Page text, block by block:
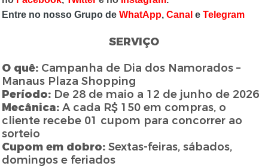
Entre no nosso Grupo deWhatApp,Canal eTelegram
SERVIÇO
O quê: Campanha de Dia dos Namorados –
Manaus Plaza Shopping
Período: De 28 de maio a 12 de junho de 2026
Mecânica:A cada R$ 150 em compras, o
cliente recebe 01 cupom para concorrer ao
sorteio
Cupom em dobro: Sextas-feiras, sábados,
domingos e feriados